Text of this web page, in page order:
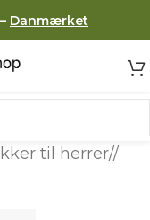
Danmærket
til herrer/